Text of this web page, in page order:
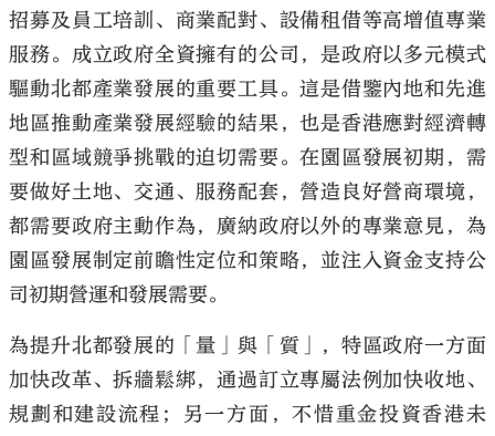
招募及員工培訓、商業配對、設備租借等高增值專業
服務。成立政府全資擁有的公司，是政府以多元模式
驅動北都產業發展的重要工具。這是借鑒內地和先進
地區推動產業發展經驗的結果，也是香港應對經濟轉
型和區域競爭挑戰的迫切需要。在園區發展初期，需
要做好土地、交通、服務配套，營造良好營商環境，
都需要政府主動作為，廣納政府以外的專業意見，為
園區發展制定前瞻性定位和策略，並注入資金支持公
司初期營運和發展需要。
為提升北都發展的「量」與「質」，特區政府一方面
加快改革、拆牆鬆綁，通過訂立專屬法例加快收地、
規劃和建設流程；另一方面，不惜重金投資香港未